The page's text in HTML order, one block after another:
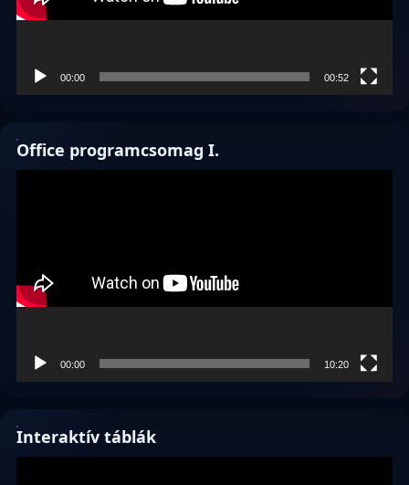
00:00 00:52
Office programcsomag I.
00:00 10:20
Interaktív táblák